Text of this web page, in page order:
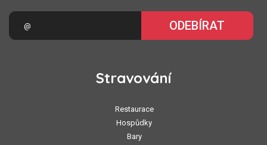
ODEBÍRAT
Stravování
Restaurace
Hospůdky
Bary